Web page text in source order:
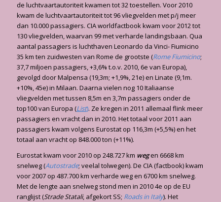
de luchtvaartautoriteit kwamen tot 32 toestellen. Voor 2010
kwam de luchtvaartautoriteit tot 96 vliegvelden met p/j meer
dan 10.000 passagiers. CIA worldfactbook kwam voor 2012 tot
130 vliegvelden, waarvan 99 met verharde landingsbaan. Qua
aantal passagiers is luchthaven Leonardo da Vinci- Fiumicino
35 km ten zuidwesten van Rome de grootste (Rome Fiumicino;
37,7 miljoen passagiers, +3,6% t.o.v. 2010, 6e van Europa),
gevolgd door Malpensa (19,3m; +1,9%, 21e) en Linate (9,1m.
+10%, 45e) in Milaan. Daarna vielen nog 10 Italiaanse
vliegvelden met tussen 8,5m en 3,7m passagiers onder de
top100 van Europa (List). Ze kregen in 2011 allemaal flink meer
passagiers en vracht dan in 2010. Het totaal voor 2011 aan
passagiers kwam volgens Eurostat op 116,3m (+5,5%) en het
totaal aan vracht op 848.000 ton (+11%).
Eurostat kwam voor 2010 op 248.727 km wegen 6668 km
snelweg (Autostrade; veelal tolwegen). De CIA (factbook) kwam
voor 2007 op 487.700 km verharde weg en 6700 km snelweg.
Met de lengte aan snelweg stond men in 2010 4e op de EU
ranglijst (Strade Statali, afgekort SS; Roads in Italy). Het